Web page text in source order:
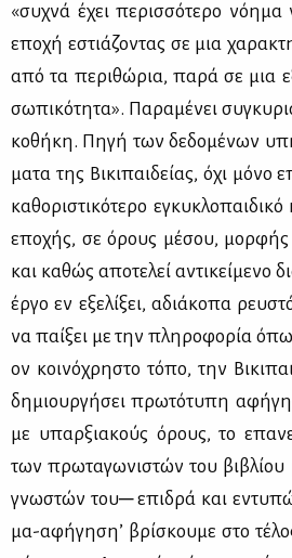
«συ­χνά έχει πε­ρισ­σό­τε­ρο νό­η­μα
επο­χή εστιά­ζο­ντας σε μια
από τα πε­ρι­θώ­ρια, πα­ρά σε μια
σω­πι­κό­τη­τα». Πα­ρα­μέ­νει
κο­θή­κη. Πη­γή των δε­δο­μέ­νων
μα­τα της Βι­κι­παι­δεί­ας, όχι μό­νο
κα­θο­ρι­στι­κό­τε­ρο
επο­χής, σε όρους μέ­σου,
και κα­θώς απο­τε­λεί αντι­κεί­με­νο
έρ­γο εν εξε­λί­ξει, αδιά­κο­πα
να παί­ξει με την πλη­ρο­φο­ρία
ον κοι­νό­χρη­στο τό­πο, την
δη­μιουρ­γή­σει πρω­τό­τυ­πη
με υπαρ­ξια­κούς όρους, το
των πρω­τα­γω­νι­στών του
γνω­στών του─ επι­δρά και
μα-αφή­γη­ση’ βρί­σκου­με στο